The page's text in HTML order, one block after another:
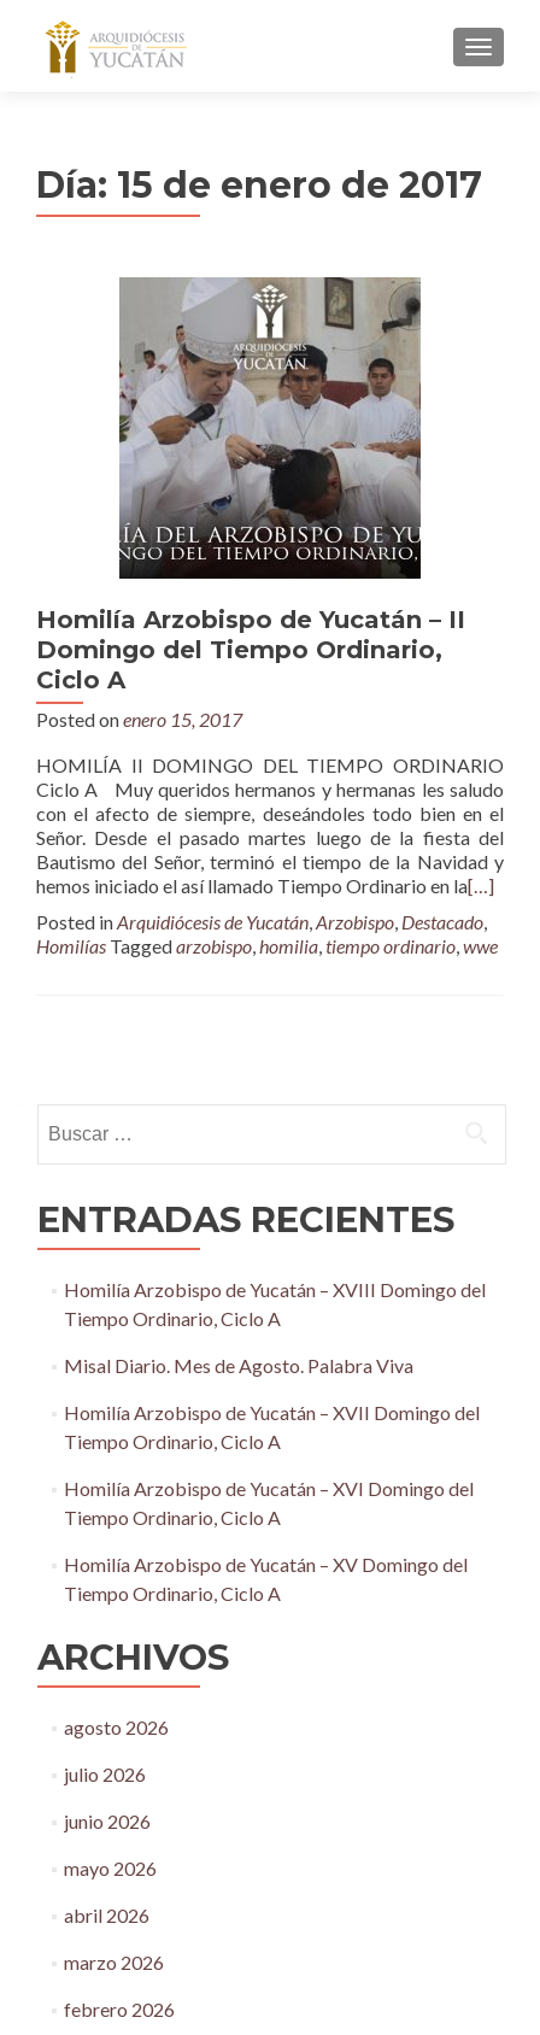
MENU
Día: 15 de enero de 2017
Homilía Arzobispo de Yucatán – II
Domingo del Tiempo Ordinario,
Ciclo A
Posted onenero 15, 2017
HOMILÍA II DOMINGO DEL TIEMPO ORDINARIO
Ciclo A Muy queridos hermanos y hermanas les saludo
con el afecto de siempre, deseándoles todo bien en el
Señor. Desde el pasado martes luego de la fiesta del
Bautismo del Señor, terminó el tiempo de la Navidad y
hemos iniciado el así llamado Tiempo Ordinario en la[…]
Posted inArquidiócesis de Yucatán,Arzobispo, Destacado,
Homilías Taggedarzobispo,homilia,tiempo ordinario,wwe
navigation
ENTRADAS RECIENTES
Homilía Arzobispo de Yucatán – XVIII Domingo del
Tiempo Ordinario, Ciclo A
Misal Diario. Mes de Agosto. Palabra Viva
Homilía Arzobispo de Yucatán – XVII Domingo del
Tiempo Ordinario, Ciclo A
Homilía Arzobispo de Yucatán – XVI Domingo del
Tiempo Ordinario, Ciclo A
Homilía Arzobispo de Yucatán – XV Domingo del
Tiempo Ordinario, Ciclo A
ARCHIVOS
agosto 2026
julio 2026
junio 2026
mayo 2026
abril 2026
marzo 2026
febrero 2026